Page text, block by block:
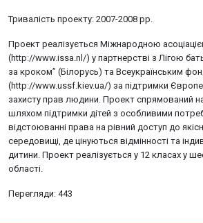
Тривалість проекту: 2007-2008 рр.
Проект реалізується Міжнародною
(http://www.issa.nl/) у партнерстві з Лігою
за кроком” (Білорусь) та Всеукраїнським
(http://www.ussf.kiev.ua/) за підтримки
захисту прав людини. Проект спрямований
шляхом підтримки дітей з особливими
відстоюванні права на рівний доступ до
середовищі, де цінуються відмінності та
дитини. Проект реалізується у 12 класах у
області.
Перегляди: 443